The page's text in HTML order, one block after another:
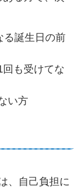
る誕生日の前
も受けてな
い方
、自己負担に